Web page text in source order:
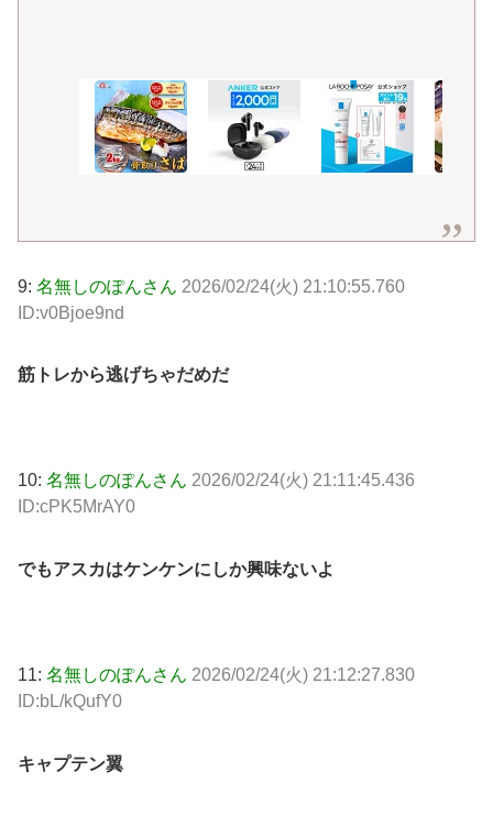
9: 名無しのぽんさん 2026/02/24(火) 21:10:55.760
ID:v0Bjoe9nd
筋トレから逃げちゃだめだ
10: 名無しのぽんさん 2026/02/24(火) 21:11:45.436
ID:cPK5MrAY0
でもアスカはケンケンにしか興味ないよ
11: 名無しのぽんさん 2026/02/24(火) 21:12:27.830
ID:bL/kQufY0
キャプテン翼